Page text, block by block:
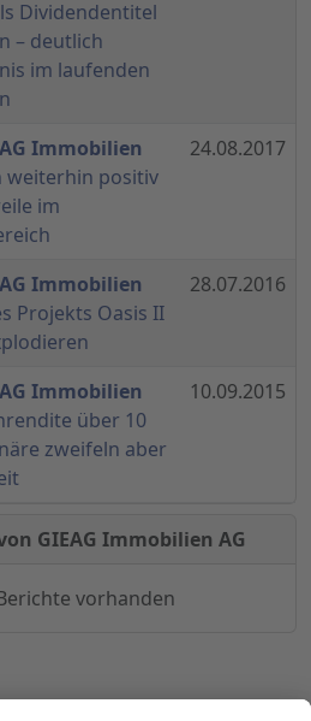
Dividendentitel
– deutlich
im laufenden
Immobilien
weiterhin positiv
im
24.08.2017
Immobilien
Projekts Oasis II
28.07.2016
Immobilien
über 10
zweifeln aber
10.09.2015
GIEAG Immobilien AG
vorhanden